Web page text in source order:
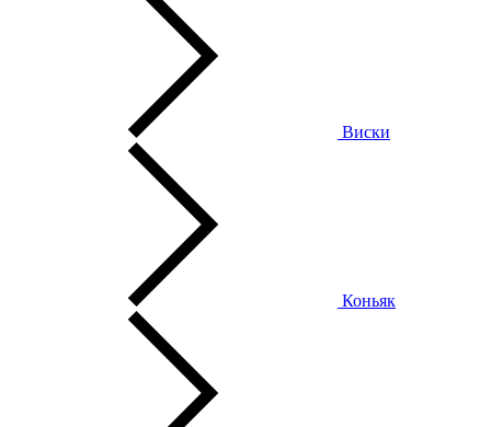
Виски
Коньяк